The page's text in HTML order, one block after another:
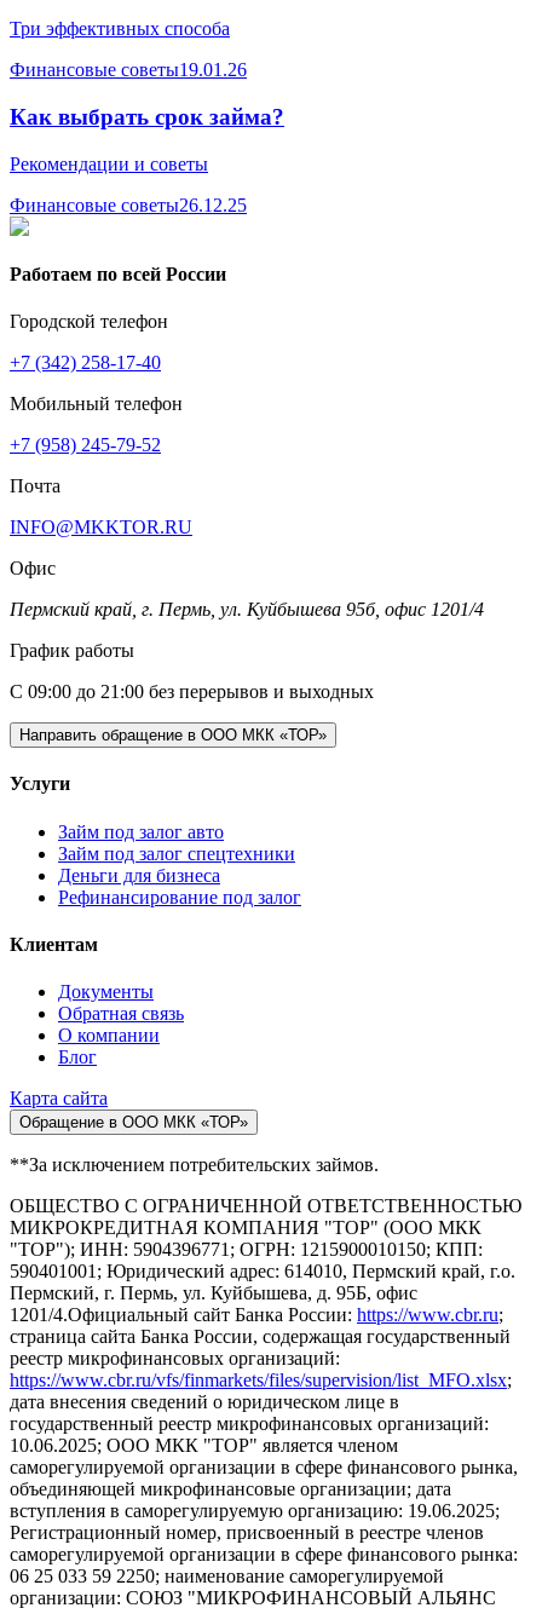
Три эффективных способа
Финансовые советы19.01.26
Как выбрать срок займа?
Рекомендации и советы
Финансовые советы26.12.25
Работаем по всей России
Городской телефон
+7 (342) 258-17-40
Мобильный телефон
+7 (958) 245-79-52
Почта
INFO@MKKTOR.RU
Офис
Пермский край, г. Пермь, ул. Куйбышева 95б, офис 1201/4
График работы
С 09:00 до 21:00 без перерывов и выходных
Направить обращение в ООО МКК «ТОР»
Услуги
Займ под залог авто
Займ под залог спецтехники
Деньги для бизнеса
Рефинансирование под залог
Клиентам
Документы
Обратная связь
О компании
Блог
Карта сайта
Обращение в ООО МКК «ТОР»
**За исключением потребительских займов.
ОБЩЕСТВО С ОГРАНИЧЕННОЙ ОТВЕТСТВЕННОСТЬЮ
МИКРОКРЕДИТНАЯ КОМПАНИЯ "ТОР" (ООО МКК
"ТОР"); ИНН: 5904396771; ОГРН: 1215900010150; КПП:
590401001; Юридический адрес: 614010, Пермский край, г.о.
Пермский, г. Пермь, ул. Куйбышева, д. 95Б, офис
1201/4.Официальный сайт Банка России: https://www.cbr.ru;
страница сайта Банка России, содержащая государственный
реестр микрофинансовых организаций:
https://www.cbr.ru/vfs/finmarkets/files/supervision/list_MFO.xlsx;
дата внесения сведений о юридическом лице в
государственный реестр микрофинансовых организаций:
10.06.2025; ООО МКК "ТОР" является членом
саморегулируемой организации в сфере финансового рынка,
объединяющей микрофинансовые организации; дата
вступления в саморегулируемую организацию: 19.06.2025;
Регистрационный номер, присвоенный в реестре членов
саморегулируемой организации в сфере финансового рынка:
06 25 033 59 2250; наименование саморегулируемой
организации: СОЮЗ "МИКРОФИНАНСОВЫЙ АЛЬЯНС